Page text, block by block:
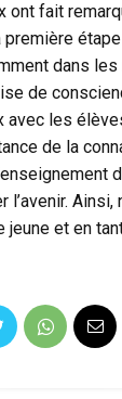
ont fait
dans
de
avec les
de la
l’avenir.
jeune et en